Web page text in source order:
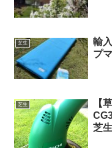
芝生
輸
プ
芝生
【
芝